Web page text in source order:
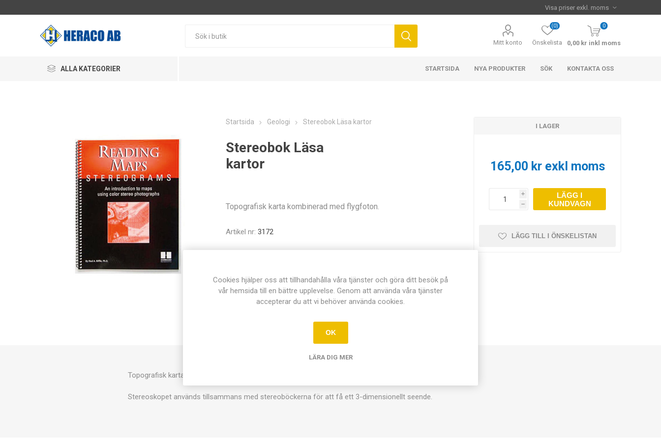
Mitt konto Önskelista
(0) 0
0,00 kr inkl moms
ALLA KATEGORIER STARTSIDA NYA PRODUKTER SÖK KONTAKTA OSS
Startsida Geologi Stereobok Läsa kartor
Stereobok Läsa
kartor
Topografisk karta kombinerad med flygfoton.
Artikel nr: 3172
I LAGER
165,00 kr exkl moms
i
h
LÄGG I
KUNDVAGN
LÄGG TILL I ÖNSKELISTAN
KONTAKTA OSS
Topografisk karta kombinerad med flygfoton.
Stereoskopet används tillsammans med stereoböckerna för att få ett 3-dimensionellt seende.
Cookies hjälper oss att tillhandahålla våra tjänster och göra ditt besök på
vår hemsida till en bättre upplevelse. Genom att använda våra tjänster
accepterar du att vi behöver använda cookies.
OK
LÄRA DIG MER